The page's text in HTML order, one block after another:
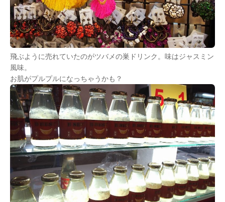
飛ぶように売れていたのがツバメの巣ドリンク。味はジャスミン
風味。
お肌がプルプルになっちゃうかも？